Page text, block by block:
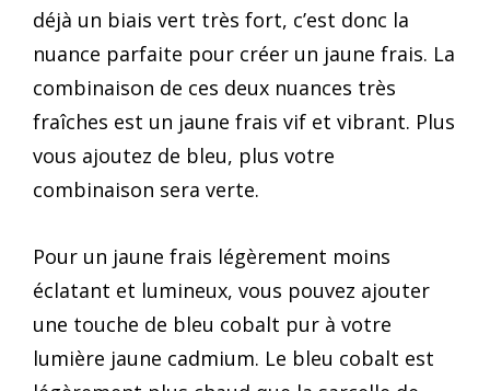
déjà un biais vert très fort, c’est donc la
nuance parfaite pour créer un jaune frais. La
combinaison de ces deux nuances très
fraîches est un jaune frais vif et vibrant. Plus
vous ajoutez de bleu, plus votre
combinaison sera verte.
Pour un jaune frais légèrement moins
éclatant et lumineux, vous pouvez ajouter
une touche de bleu cobalt pur à votre
lumière jaune cadmium. Le bleu cobalt est